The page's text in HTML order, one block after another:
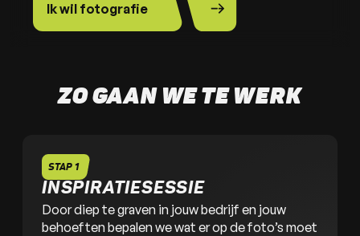
Ik wil fotografie
ZO GAAN WE TE WERK
STAP 1
INSPIRATIESESSIE
Door diep te graven in jouw bedrijf en jouw
behoeften bepalen we wat er op de foto’s moet